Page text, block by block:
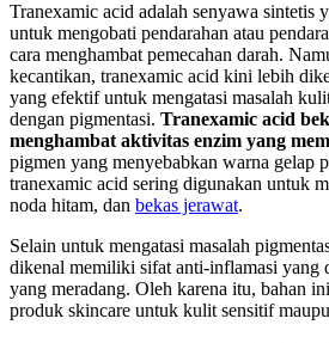
Tranexamic acid adalah senyawa sintetis
untuk mengobati pendarahan atau
cara menghambat pemecahan darah.
kecantikan, tranexamic acid kini lebih
yang efektif untuk mengatasi masalah
dengan pigmentasi. Tranexamic acid
menghambat aktivitas enzim yang
pigmen yang menyebabkan warna gelap
tranexamic acid sering digunakan untuk
noda hitam, dan bekas jerawat.
Selain untuk mengatasi masalah
dikenal memiliki sifat anti-inflamasi yang
yang meradang. Oleh karena itu, bahan
produk skincare untuk kulit sensitif